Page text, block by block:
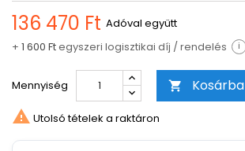
136 470 Ft Adóval együtt
+ 1 600 Ftegyszeri logisztikai díj / rendelés i
Mennyiség  Kosárba
 Utolsó tételek a raktáron